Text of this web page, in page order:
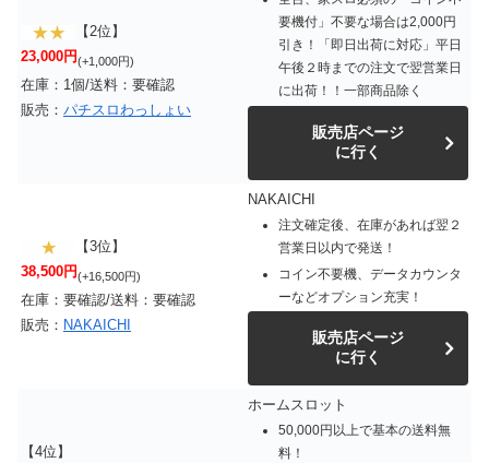
【2位】
23,000円(+1,000円)
在庫：1個/送料：要確認
販売： パチスロわっしょい
要機付」不要な場合は2,000円
引き！「即日出荷に対応」平日
午後２時までの注文で翌営業日
に出荷！！一部商品除く
販売店ページ
に行く
【3位】
38,500円(+16,500円)
在庫：要確認/送料：要確認
販売： NAKAICHI
NAKAICHI
注文確定後、在庫があれば翌２
営業日以内で発送！
コイン不要機、データカウンタ
ーなどオプション充実！
販売店ページ
に行く
【4位】
ホームスロット
50,000円以上で基本の送料無
料！